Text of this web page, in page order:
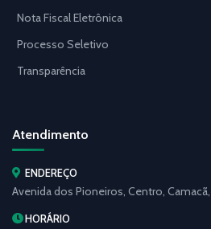
Nota Fiscal Eletrônica
Processo Seletivo
Transparência
Atendimento
ENDEREÇO
Avenida dos Pioneiros, Centro,
HORÁRIO